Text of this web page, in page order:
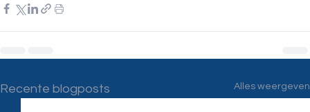
Recente blogposts Alles weergeven